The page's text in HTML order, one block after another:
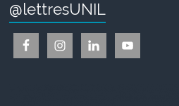
@lettresUNIL